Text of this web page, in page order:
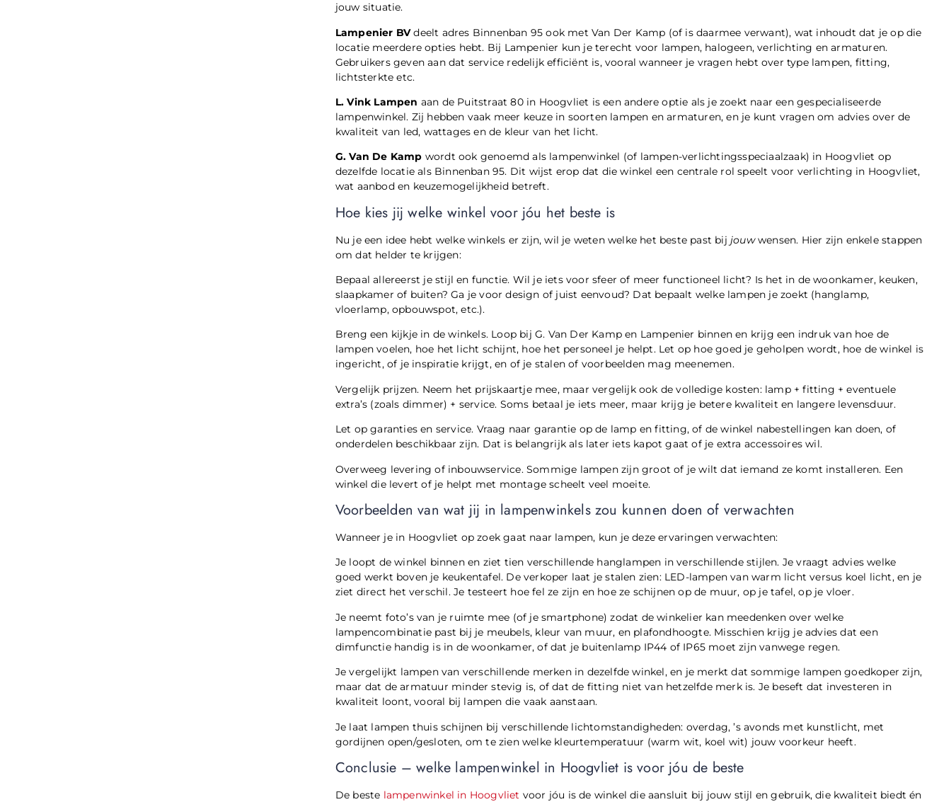
jouw situatie.
Lampenier BVdeelt adres Binnenban 95 ook met Van Der Kamp (of is daarmee verwant), wat inhoudt dat je op die
locatie meerdere opties hebt. Bij Lampenier kun je terecht voor lampen, halogeen, verlichting en armaturen.
Gebruikers geven aan dat service redelijk efficiënt is, vooral wanneer je vragen hebt over type lampen, fitting,
lichtsterkte etc.
L. Vink Lampen aan de Puitstraat 80 in Hoogvliet is een andere optie als je zoekt naar een gespecialiseerde
lampenwinkel. Zij hebben vaak meer keuze in soorten lampen en armaturen, en je kunt vragen om advies over de
kwaliteit van led, wattages en de kleur van het licht.
G. Van De Kamp wordt ook genoemd als lampenwinkel (of lampen-verlichtingsspeciaalzaak) in Hoogvliet op
dezelfde locatie als Binnenban 95. Dit wijst erop dat die winkel een centrale rol speelt voor verlichting in Hoogvliet,
wat aanbod en keuzemogelijkheid betreft.
Hoe kies jij welke winkel voor jóu het beste is
Nu je een idee hebt welke winkels er zijn, wil je weten welke het beste past bij jouwwensen. Hier zijn enkele stappen
om dat helder te krijgen:
Bepaal allereerst je stijl en functie. Wil je iets voor sfeer of meer functioneel licht? Is het in de woonkamer, keuken,
slaapkamer of buiten? Ga je voor design of juist eenvoud? Dat bepaalt welke lampen je zoekt (hanglamp,
vloerlamp, opbouwspot, etc.).
Breng een kijkje in de winkels. Loop bij G. Van Der Kamp en Lampenier binnen en krijg een indruk van hoe de
lampen voelen, hoe het licht schijnt, hoe het personeel je helpt. Let op hoe goed je geholpen wordt, hoe de winkel is
ingericht, of je inspiratie krijgt, en of je stalen of voorbeelden mag meenemen.
Vergelijk prijzen. Neem het prijskaartje mee, maar vergelijk ook de volledige kosten: lamp + fitting + eventuele
extra’s (zoals dimmer) + service. Soms betaal je iets meer, maar krijg je betere kwaliteit en langere levensduur.
Let op garanties en service. Vraag naar garantie op de lamp en fitting, of de winkel nabestellingen kan doen, of
onderdelen beschikbaar zijn. Dat is belangrijk als later iets kapot gaat of je extra accessoires wil.
Overweeg levering of inbouwservice. Sommige lampen zijn groot of je wilt dat iemand ze komt installeren. Een
winkel die levert of je helpt met montage scheelt veel moeite.
Voorbeelden van wat jij in lampenwinkels zou kunnen doen of verwachten
Wanneer je in Hoogvliet op zoek gaat naar lampen, kun je deze ervaringen verwachten:
Je loopt de winkel binnen en ziet tien verschillende hanglampen in verschillende stijlen. Je vraagt advies welke
goed werkt boven je keukentafel. De verkoper laat je stalen zien: LED-lampen van warm licht versus koel licht, en je
ziet direct het verschil. Je testeert hoe fel ze zijn en hoe ze schijnen op de muur, op je tafel, op je vloer.
Je neemt foto’s van je ruimte mee (of je smartphone) zodat de winkelier kan meedenken over welke
lampencombinatie past bij je meubels, kleur van muur, en plafondhoogte. Misschien krijg je advies dat een
dimfunctie handig is in de woonkamer, of dat je buitenlamp IP44 of IP65 moet zijn vanwege regen.
Je vergelijkt lampen van verschillende merken in dezelfde winkel, en je merkt dat sommige lampen goedkoper zijn,
maar dat de armatuur minder stevig is, of dat de fitting niet van hetzelfde merk is. Je beseft dat investeren in
kwaliteit loont, vooral bij lampen die vaak aanstaan.
Je laat lampen thuis schijnen bij verschillende lichtomstandigheden: overdag, ’s avonds met kunstlicht, met
gordijnen open/gesloten, om te zien welke kleurtemperatuur (warm wit, koel wit) jouw voorkeur heeft.
Conclusie – welke lampenwinkel in Hoogvliet is voor jóu de beste
De beste lampenwinkel in Hoogvliet voor jóu is de winkel die aansluit bij jouw stijl en gebruik, die kwaliteit biedt én